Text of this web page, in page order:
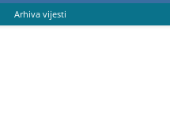
Arhiva vijesti